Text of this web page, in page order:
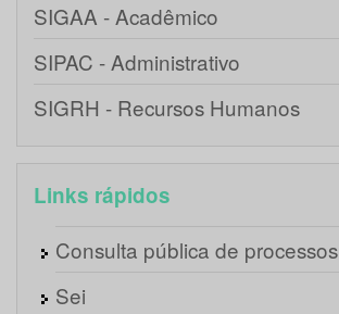
SIGAA - Acadêmico
SIPAC - Administrativo
SIGRH - Recursos Humanos
Links rápidos
Consulta pública de processos
Sei